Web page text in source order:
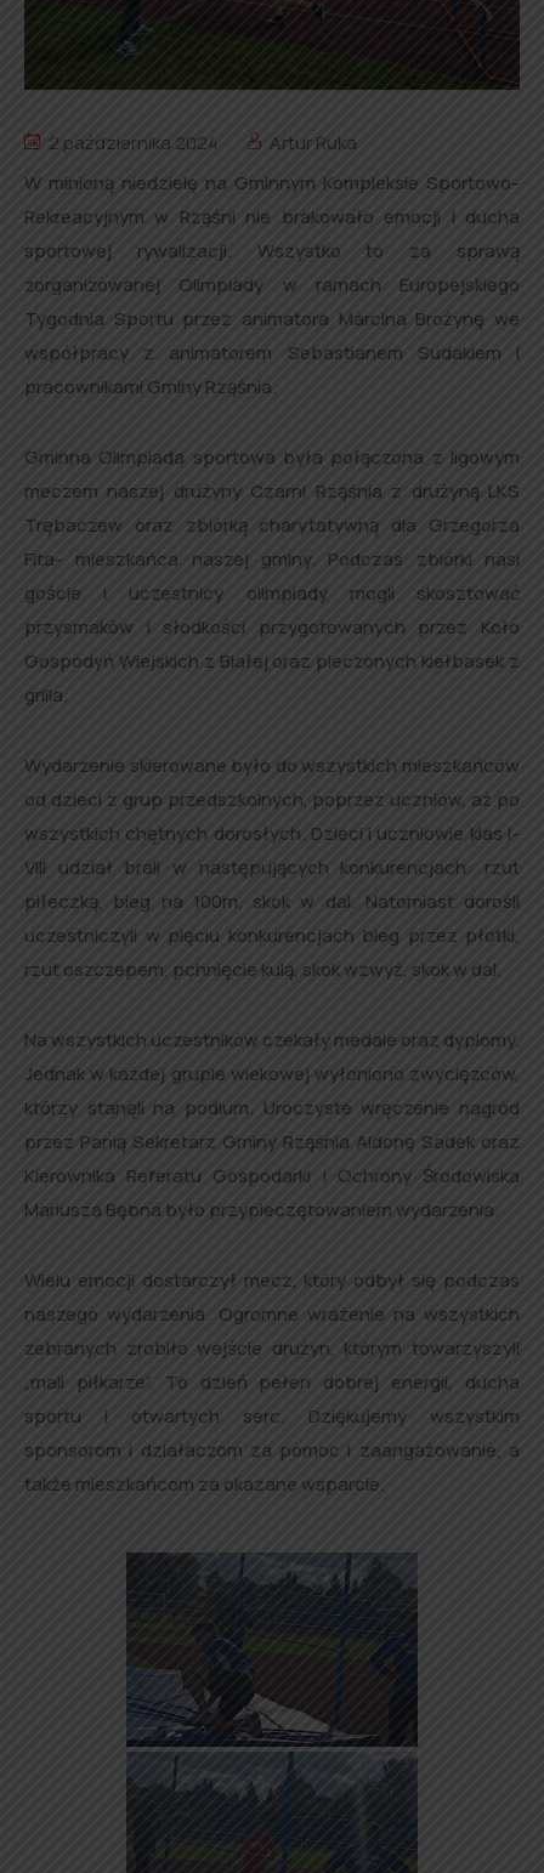
2 października 2024
Artur Ruka
W minioną niedzielę na Gminnym Kompleksie Sportowo-
Rekreacyjnym w Rząśni nie brakowało emocji i ducha
sportowej rywalizacji. Wszystko to za sprawą
zorganizowanej Olimpiady w ramach Europejskiego
Tygodnia Sportu przez animatora Marcina Brożynę we
współpracy z animatorem Sebastianem Sudakiem i
pracownikami Gminy Rząśnia.
Gminna Olimpiada sportowa była połączona z ligowym
meczem naszej drużyny Czarni Rząśnia z drużyną LKS
Trębaczew oraz zbiórką charytatywną dla Grzegorza
Fita- mieszkańca naszej gminy. Podczas zbiórki nasi
goście i uczestnicy olimpiady mogli skosztować
przysmaków i słodkości przygotowanych przez Koło
Gospodyń Wiejskich z Białej oraz pieczonych kiełbasek z
grilla.
Wydarzenie skierowane było do wszystkich mieszkańców
od dzieci z grup przedszkolnych, poprzez uczniów, aż po
wszystkich chętnych dorosłych. Dzieci i uczniowie klas I-
VIII udział brali w następujących konkurencjach: rzut
piłeczką, bieg na 100m, skok w dal. Natomiast dorośli
uczestniczyli w pięciu konkurencjach bieg przez płotki,
rzut oszczepem, pchnięcie kulą, skok wzwyż, skok w dal.
Na wszystkich uczestników czekały medale oraz dyplomy.
Jednak w każdej grupie wiekowej wyłoniono zwycięzców,
którzy stanęli na podium. Uroczyste wręczenie nagród
przez Panią Sekretarz Gminy Rząśnia Aldonę Sadek oraz
Kierownika Referatu Gospodarki i Ochrony Środowiska
Mariusza Bębna było przypieczętowaniem wydarzenia.
Wielu emocji dostarczył mecz, który odbył się podczas
naszego wydarzenia. Ogromne wrażenie na wszystkich
zebranych zrobiło wejście drużyn, którym towarzyszyli
„mali piłkarze”. To dzień pełen dobrej energii, ducha
sportu i otwartych serc. Dziękujemy wszystkim
sponsorom i działaczom za pomoc i zaangażowanie, a
także mieszkańcom za okazane wsparcie.